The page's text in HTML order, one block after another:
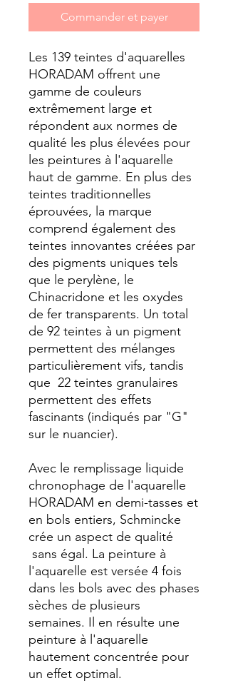
Commander et payer
Les 139 teintes d'aquarelles
HORADAM offrent une
gamme de couleurs
extrêmement large et
répondent aux normes de
qualité les plus élevées pour
les peintures à l'aquarelle
haut de gamme. En plus des
teintes traditionnelles
éprouvées, la marque
comprend également des
teintes innovantes créées par
des pigments uniques tels
que le perylène, le
Chinacridone et les oxydes
de fer transparents. Un total
de 92 teintes à un pigment
permettent des mélanges
particulièrement vifs, tandis
que 22 teintes granulaires
permettent des effets
fascinants (indiqués par "G"
sur le nuancier).
Avec le remplissage liquide
chronophage de l'aquarelle
HORADAM en demi-tasses et
en bols entiers, Schmincke
crée un aspect de qualité
sans égal. La peinture à
l'aquarelle est versée 4 fois
dans les bols avec des phases
sèches de plusieurs
semaines. Il en résulte une
peinture à l'aquarelle
hautement concentrée pour
un effet optimal.